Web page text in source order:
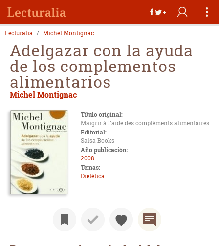
Lecturalia Michel Montignac
Adelgazar con la ayuda
de los complementos
alimentarios
Michel Montignac
Título original:
Maigrir à l'aide des compléments alimentaires
Editorial:
Salsa Books
Año publicación:
2008
Temas:
Dietética